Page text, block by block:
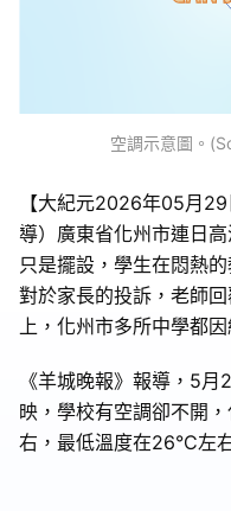
空調示意圖。
【大紀元2026年05月
導）廣東省化州市連日
只是擺設，學生在悶熱
對於家長的投訴，老師
上，化州市多所中學都
《羊城晚報》報導，5
映，學校有空調卻不開
右，最低溫度在26°C左